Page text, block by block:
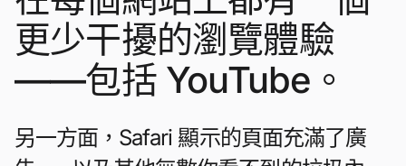
更少干擾的瀏覽體驗
——包括 YouTube。
另一方面，Safari 顯示的頁面充滿了廣